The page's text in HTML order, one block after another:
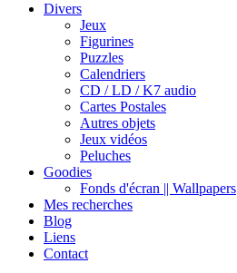
Divers
Jeux
Figurines
Puzzles
Calendriers
CD / LD / K7 audio
Cartes Postales
Autres objets
Jeux vidéos
Peluches
Goodies
Fonds d'écran || Wallpapers
Mes recherches
Blog
Liens
Contact